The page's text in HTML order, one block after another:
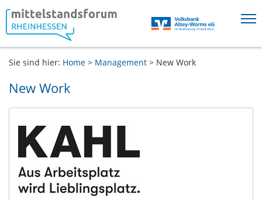
Springe direkt zu:
Hauptmenü
Inhalt
Sie sind hier: Home > Management > New Work
New Work